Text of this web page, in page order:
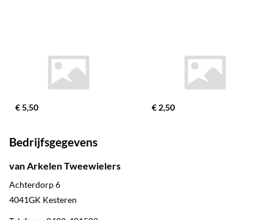
€ 5,50 € 2,50
Bedrijfsgegevens
van Arkelen Tweewielers
Achterdorp 6
4041GK Kesteren